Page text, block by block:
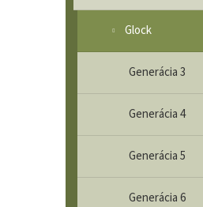
Glock
Generácia 3
Generácia 4
Generácia 5
Generácia 6